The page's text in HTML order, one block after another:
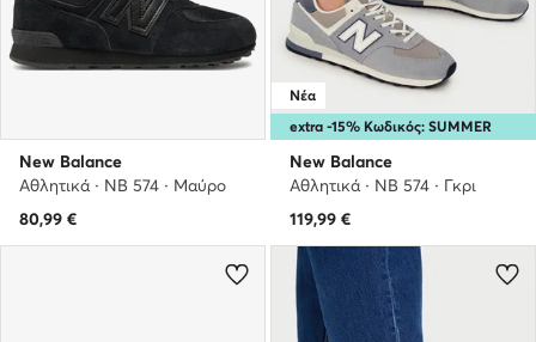
New Balance
Αθλητικά · NB 574 · Μαύρο
80,99 €
extra -15% Κωδικός: SUMMER
Νέα
New Balance
Αθλητικά · NB 574 · Γκρι
119,99 €